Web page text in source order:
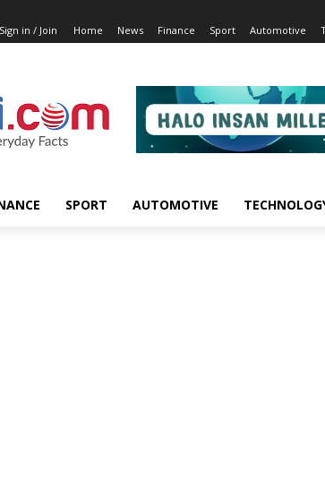
Sign in / Join Home News Finance Sport Automotive
SPORT AUTOMOTIVE